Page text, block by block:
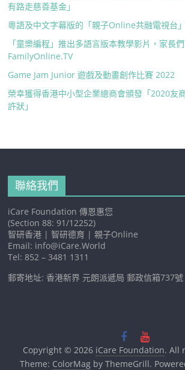
有路走慈善基金」
粵語及中文字幕版的「親子Online共融電視台
「童樂編程」推出多語言版本教學影片，家長
FamilyOnline.TV
Game Jam Junior 遊戲及動畫創作比賽 2022
榮幸獲得香港中小型企業總商會頒發「2020友
許狀」
聯絡我們
iCare Foundation 傳恩惠您
(Section 88: 91/12252)
智研香港 | 智研德育 | 親子Online
Email: info@iCare.World
Tel: 852 – 3481 1311
郵寄地址: 香港新界 元朗派遞局 郵政信箱737號
Copyright © 2026 iCare Foundation. All
Theme: ColorMagby ThemeGrill.